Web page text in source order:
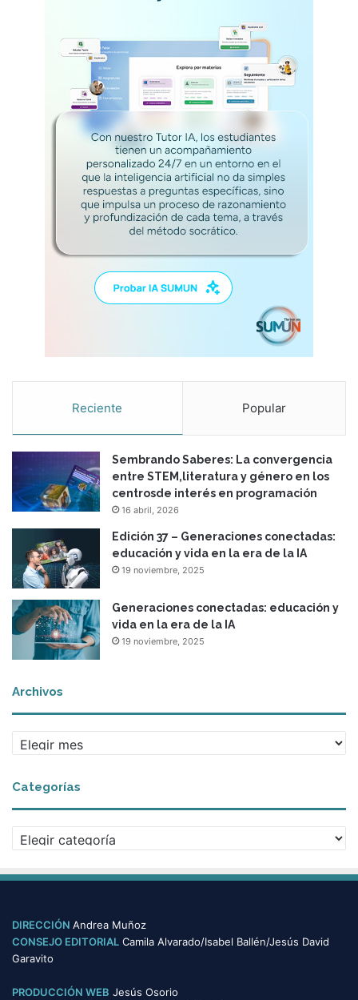
Reciente Popular
Sembrando Saberes: La convergencia
entre STEM,literatura y género en los
centrosde interés en programación
16 abril, 2026
Edición 37 – Generaciones conectadas:
educación y vida en la era de la IA
19 noviembre, 2025
Generaciones conectadas: educación y
vida en la era de la IA
19 noviembre, 2025
Archivos
r
h
i
v
Categorías
a
e
o
r
í
s
DIRECCIÓN Andrea Muñoz
CONSEJO EDITORIAL Camila Alvarado/Isabel Ballén/Jesús David
Garavito
PRODUCCIÓN WEB Jesús Osorio